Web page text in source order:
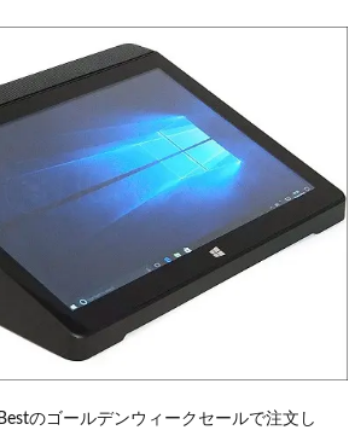
のゴールデンウィークセールで注文し